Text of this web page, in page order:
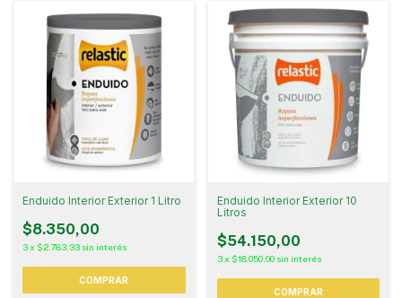
Enduido Interior Exterior 1 Litro
$8.350,00
3x $2.783,33 sin interés
COMPRAR
Enduido Interior Exterior 10
Litros
$54.150,00
3 x $18.050,00 sin interés
COMPRAR